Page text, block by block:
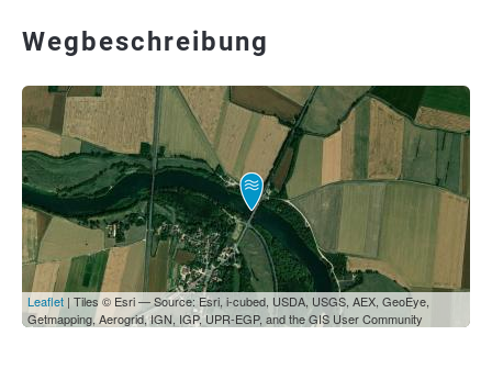
Wegbeschreibung
Leaflet | Tiles © Esri — Source: Esri, i-cubed, USDA, USGS, AEX, GeoEye,
Getmapping, Aerogrid, IGN, IGP, UPR-EGP, and the GIS User Community